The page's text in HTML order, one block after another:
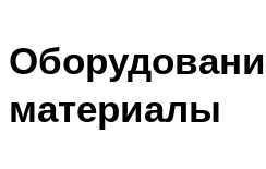
материалы